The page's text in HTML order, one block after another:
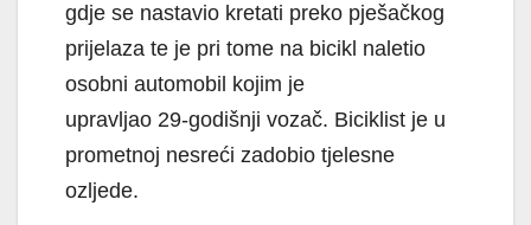
gdje se nastavio kretati preko pješačkog
prijelaza te je pri tome na bicikl naletio
osobni automobil kojim je
upravljao 29-godišnji vozač. Biciklist je u
prometnoj nesreći zadobio tjelesne
ozljede.